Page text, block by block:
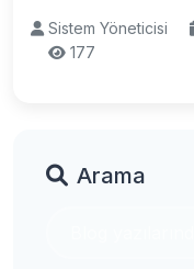
Sistem Yöneticisi
177
Arama